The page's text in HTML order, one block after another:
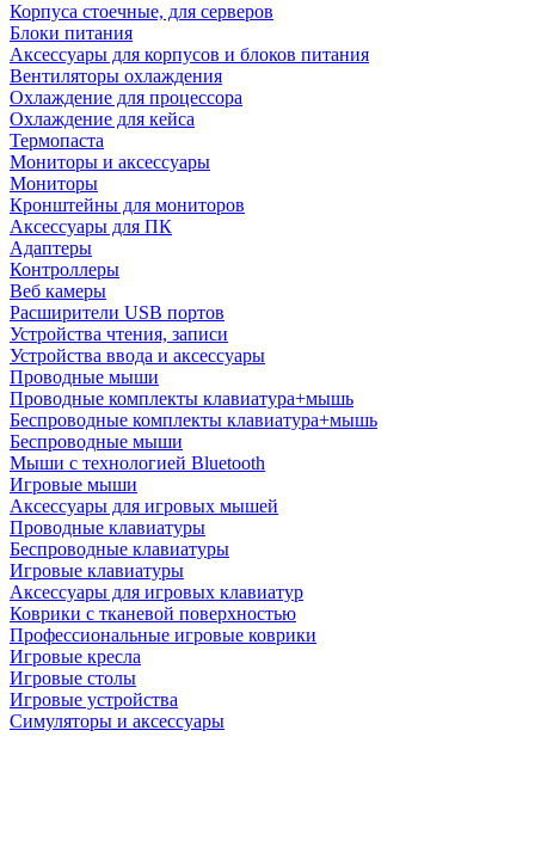
Корпуса стоечные, для серверов
Блоки питания
Аксессуары для корпусов и блоков питания
Вентиляторы охлаждения
Охлаждение для процессора
Охлаждение для кейса
Термопаста
Мониторы и аксессуары
Мониторы
Кронштейны для мониторов
Аксессуары для ПК
Адаптеры
Контроллеры
Веб камеры
Расширители USB портов
Устройства чтения, записи
Устройства ввода и аксессуары
Проводные мыши
Проводные комплекты клавиатура+мышь
Беспроводные комплекты клавиатура+мышь
Беспроводные мыши
Мыши с технологией Bluetooth
Игровые мыши
Аксессуары для игровых мышей
Проводные клавиатуры
Беспроводные клавиатуры
Игровые клавиатуры
Аксессуары для игровых клавиатур
Коврики с тканевой поверхностью
Профессиональные игровые коврики
Игровые кресла
Игровые столы
Игровые устройства
Симуляторы и аксессуары